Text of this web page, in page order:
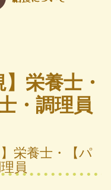
栄養士・
・調理員
栄養士・【パ
員